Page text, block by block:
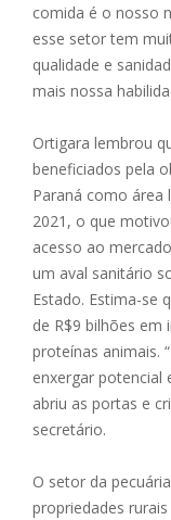
comida é o nosso
esse setor tem
qualidade e
mais nossa
Ortigara lembrou
beneficiados pela
Paraná como área
2021, o que
acesso ao
um aval sanitário
Estado. Estima-se
de R$9 bilhões
proteínas animais.
enxergar potencial
abriu as portas e
secretário.
O setor da
propriedades